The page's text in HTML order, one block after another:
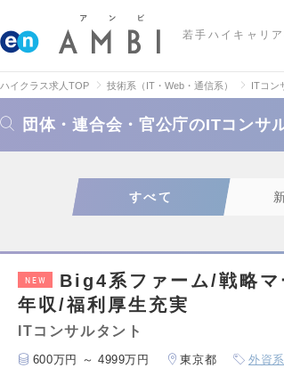
若手ハイキャリ
ハイクラス求人TOP 技術系（IT・Web・通信系） ITコン
団体・連合会・官公庁のITコンサ
すべて
NEW
Big4系ファーム/戦略マ
年収/福利厚生充実
ITコンサルタント
600万円 ～ 4999万円 東京都 外資